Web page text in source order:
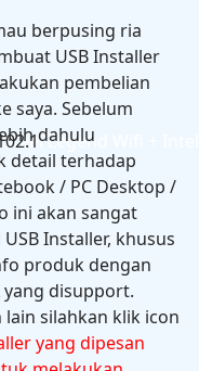
Legend Wifi +
berpusing ria
USB Installer
pembelian
saya. Sebelum
dahulu
detail terhadap
/ PC Desktop /
ini akan sangat
Installer, khusus
produk dengan
yang disupport.
silahkan klik icon
yang dipesan